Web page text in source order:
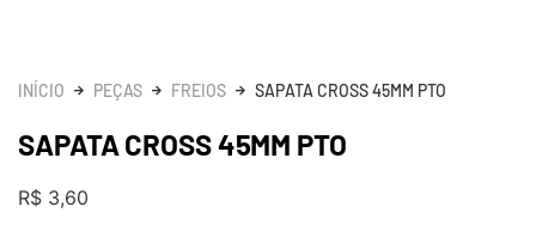
INÍCIO PEÇAS FREIOS SAPATA CROSS 45MM PTO
SAPATA CROSS 45MM PTO
R$ 3,60